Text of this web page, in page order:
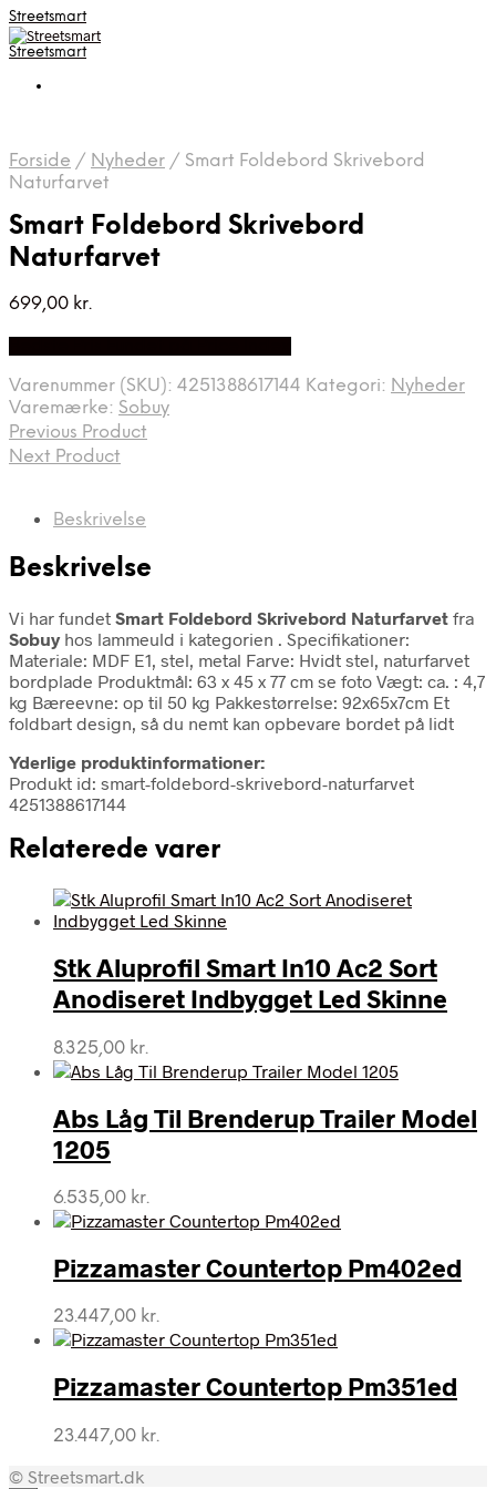
Streetsmart
Streetsmart
Forside / Nyheder / Smart Foldebord Skrivebord
Naturfarvet
Smart Foldebord Skrivebord
Naturfarvet
699,00 kr.
Varenummer (SKU): 4251388617144 Kategori: Nyheder
Varemærke: Sobuy
Previous Product
Next Product
Beskrivelse
Beskrivelse
Vi har fundet Smart Foldebord Skrivebord Naturfarvet fra
Sobuyhos lammeuld i kategorien . Specifikationer:
Materiale: MDF E1, stel, metal Farve: Hvidt stel, naturfarvet
bordplade Produktmål: 63 x 45 x 77 cm se foto Vægt: ca. : 4,7
kg Bæreevne: op til 50 kg Pakkestørrelse: 92x65x7cm Et
foldbart design, så du nemt kan opbevare bordet på lidt
Yderlige produktinformationer:
Produkt id: smart-foldebord-skrivebord-naturfarvet
4251388617144
Relaterede varer
Stk Aluprofil Smart In10 Ac2 Sort
Anodiseret Indbygget Led Skinne
8.325,00 kr.
Abs Låg Til Brenderup Trailer Model
1205
6.535,00 kr.
Pizzamaster Countertop Pm402ed
23.447,00 kr.
Pizzamaster Countertop Pm351ed
23.447,00 kr.
© Streetsmart.dk